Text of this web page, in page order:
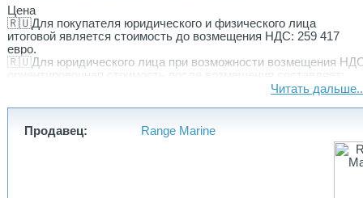
Цена
🇷🇺Для покупателя юридического и физического лица
итоговой является стоимость до возмещения НДС: 259 417
евро.
🇷🇺Для юридического лица при возможности возмещения
маршрута доставки, таможенной базы и фактического
состояния катера.
🇹🇷Стоимость для нерезидента при покупке и оформлении в
Турции рассчитывается отдельно после проверки документов,
Читать
Продавец: Range Marine